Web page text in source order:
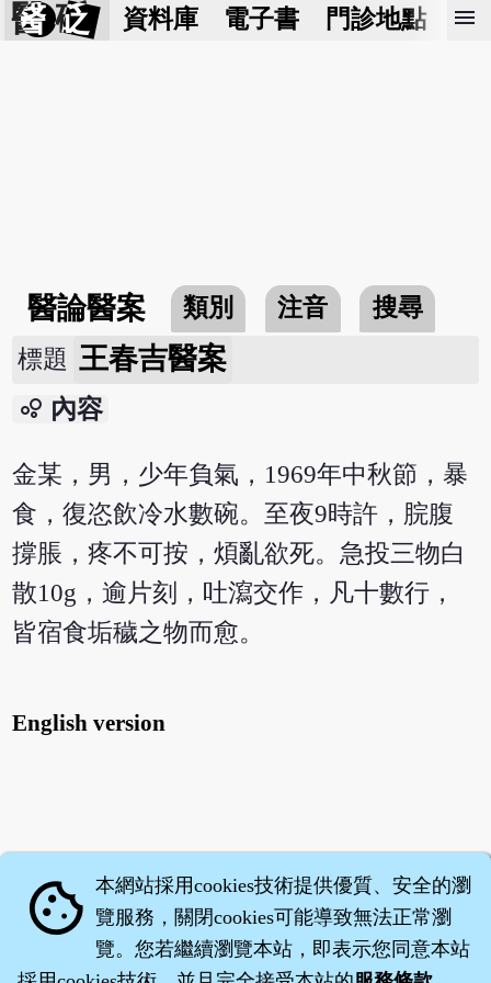
醫 砭 資料庫 電子書 門診地點 預
menu
醫論醫案 類別 注音
搜尋
標題 王春吉醫案
bubble_chart 內容
金某，男，少年負氣，1969年中秋節，暴
食，復恣飲冷水數碗。至夜9時許，脘腹
撐脹，疼不可按，煩亂欲死。急投三物白
散10g，逾片刻，吐瀉交作，凡十數行，
皆宿食垢穢之物而愈。
English version
cookie 本網站採用cookies技術提供優質、安全的瀏
覽服務，關閉cookies可能導致無法正常瀏
覽。您若繼續瀏覽本站，即表示您同意本站